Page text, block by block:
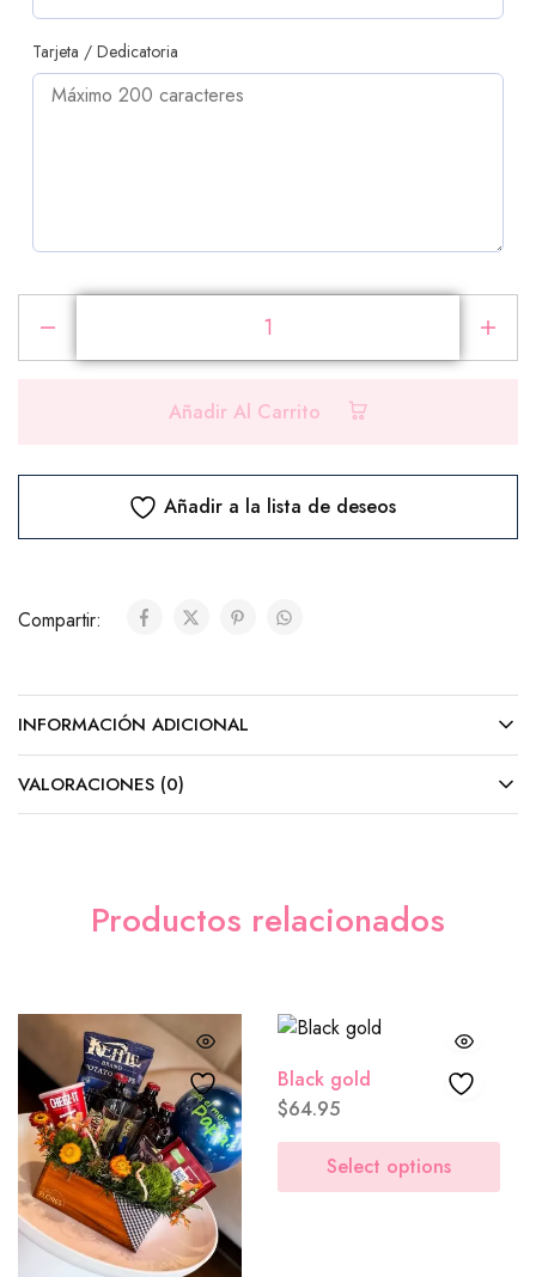
Tarjeta / Dedicatoria
PRODUCTOS ADICIONALES
Ferrero Rocher (8 unidades)($10.00)
Cadbury (Barra)($5.00)
Tarjeta (GRATIS)
Sencilla($0.00)
Aniversario($0.00)
Añadir Al Carrito
Añadir a la lista de deseos
Compartir:
INFORMACIÓN ADICIONAL
VALORACIONES (0)
Productos relacionados
Black gold
$64.95
Select options